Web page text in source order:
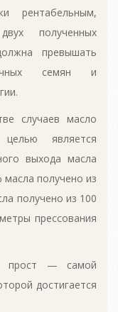
рентабельным,
полученных
превышать
семян и
случаев масло
является
выхода масла
масла получено из
получено из 100
прессования
прост — самой
достигается